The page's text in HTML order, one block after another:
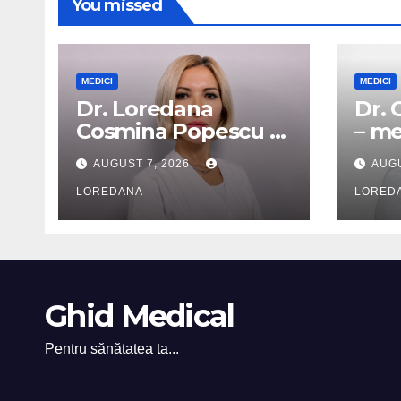
You missed
MEDICI
Dr. Loredana
Cosmina Popescu –
medic specialist
dermatologie
AUGUST 7, 2026
LOREDANA
MEDICI
Dr.
–
Ghid Medical
Pentru sănătatea ta...